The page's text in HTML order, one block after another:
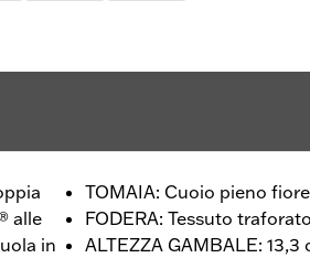
alle
in
TOMAIA: Cuoio pieno fiore
FODERA: Tessuto
ALTEZZA GAMBALE: